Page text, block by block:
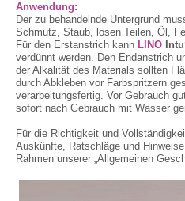
Anwendung:
Der zu behandelnde Untergrund
Schmutz, Staub, losen Teilen, Öl,
Für den Erstanstrich kann LINO
verdünnt werden. Den Endanstrich
der Alkalität des Materials sollten
durch Abkleben vor Farbspritzern
verarbeitungsfertig. Vor Gebrauch
sofort nach Gebrauch mit Wasser
Für die Richtigkeit und
Auskünfte, Ratschläge und
Rahmen unserer „Allgemeinen